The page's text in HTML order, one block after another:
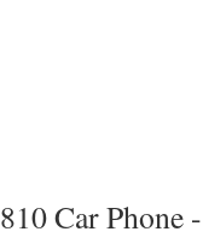
810 Car Phone -